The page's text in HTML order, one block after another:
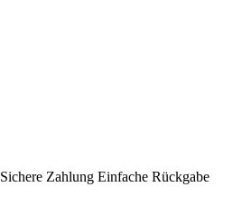
Sichere Zahlung Einfache Rückgabe